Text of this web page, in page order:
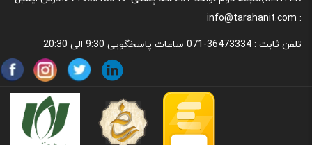
: info@tarahanit.com
تلفن ثابت : 36473334-071 ساعات پاسخگویی 9:30 الی 20:30